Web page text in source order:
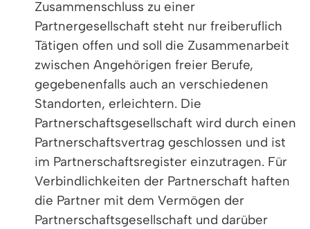
Zusammenschluss zu einer
Partnergesellschaft steht nur freiberuflich
Tätigen offen und soll die Zusammenarbeit
zwischen Angehörigen freier Berufe,
gegebenenfalls auch an verschiedenen
Standorten, erleichtern. Die
Partnerschaftsgesellschaft wird durch einen
Partnerschaftsvertrag geschlossen und ist
im Partnerschaftsregister einzutragen. Für
Verbindlichkeiten der Partnerschaft haften
die Partner mit dem Vermögen der
Partnerschaftsgesellschaft und darüber